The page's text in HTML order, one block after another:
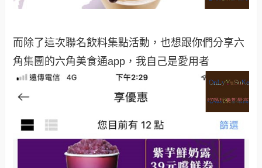
而除了這次聯名飲料集點活動，也想跟你們分享六
角集團的六角美食通app，我自己是愛用者